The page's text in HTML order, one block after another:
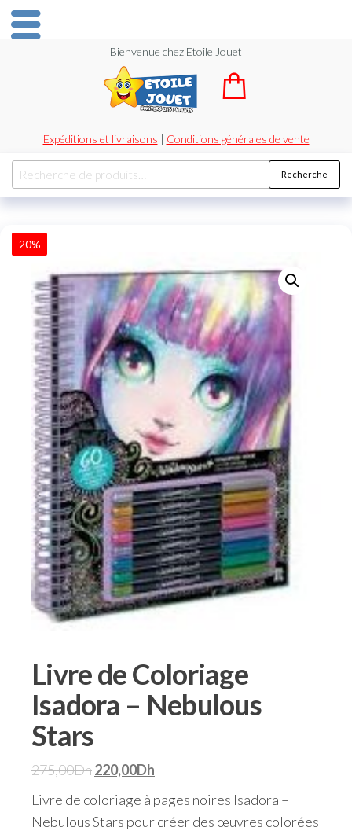
Bienvenue chez Etoile Jouet
Expéditions et livraisons | Conditions générales de vente
Recherche
20%
Livre de Coloriage
Isadora – Nebulous
Stars
275,00Dh220,00Dh
Livre de coloriage à pages noires Isadora –
Nebulous Stars pour créer des œuvres colorées